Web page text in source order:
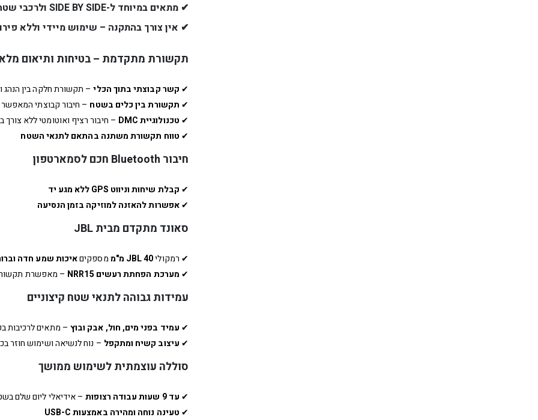
✔ מתאים במיוחד ל-SIDE BY SIDE ולרכבי שטח כמו RZR
✔ אין צורך בהתקנה – שימוש מיידי וללא
תקשורת מתקדמת – בטיחות ותיאום
✔ קשר קבוצתי בתוך הכלי– תקשורת חלקה בין הנהג
✔ תקשורת בין כלים בשטח – חיבור קבוצתי המאפשר
✔ טכנולוגיית DMC
– חיבור רציף ואוטומטי ללא צורך
✔ טווח תקשורת משתנה בהתאם לתנאי השטח
חיבור Bluetooth חכם לסמארטפון
✔ קבלת שיחות וניווט GPS ללא מגע יד
✔אפשרות להאזנה למוזיקה בזמן הנסיעה
סאונד מתקדם מבית JBL
✔ רמקוליJBL 40 מ"מ מספקיםאיכות שמע חדה
✔ מערכת הפחתת רעשים NRR15 – מאפשרת
עמידות גבוהה לתנאי שטח קיצוניים
✔ עמיד בפני מים, חול, אבק ובוץ – מתאים לרכיבות
✔ עיצוב קשיח ומתקפל – נוח לנשיאה ושימוש חוזר
סוללה עוצמתית לשימוש ממושך
✔ עד 9 שעות עבודה רצופות
– אידיאלי ליום שלם
✔ טעינה נוחה ומהירה באמצעות USB-C